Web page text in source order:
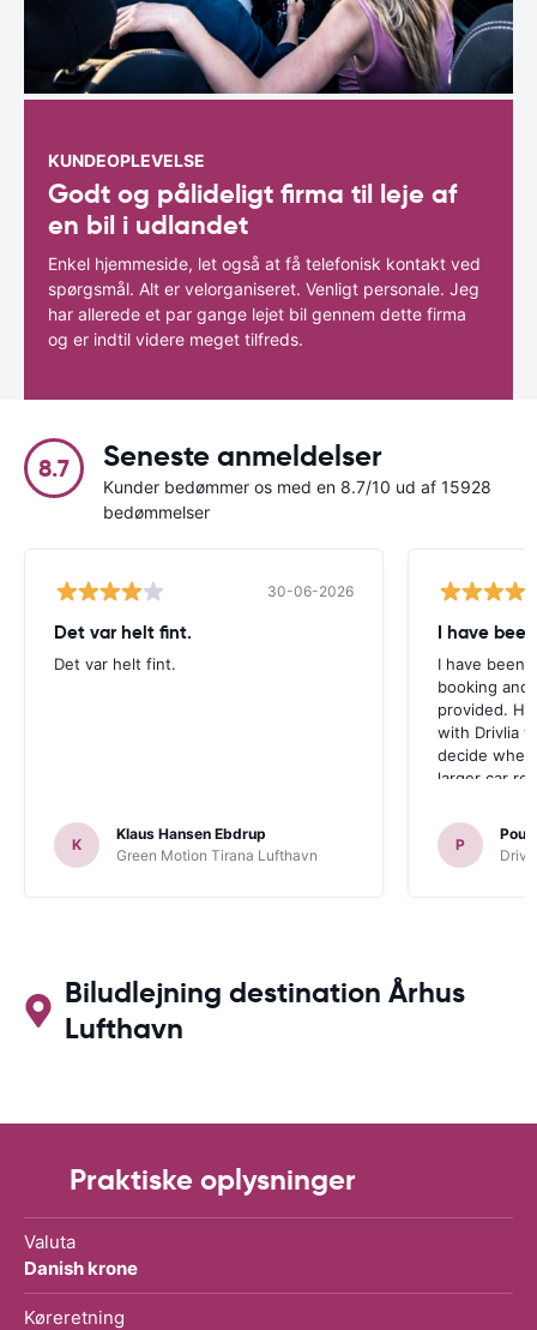
KUNDEOPLEVELSE
Godt og pålideligt firma til leje af
en bil i udlandet
Enkel hjemmeside, let også at få telefonisk kontakt ved
spørgsmål. Alt er velorganiseret. Venligt personale. Jeg
har allerede et par gange lejet bil gennem dette firma
og er indtil videre meget tilfreds.
8.7 Seneste anmeldelser
Kunder bedømmer os med en 8.7/10 ud af 15928
bedømmelser
30-06-2026
Det var helt fint.
Det var helt fint.
K
Klaus Hansen Ebdrup
Green Motion Tirana Lufthavn
I have
I have been
booking and
provided.
with Drivlia
decide
larger car
P
Poul
Biludlejning destination Århus
Lufthavn
Praktiske oplysninger
Valuta
Danish krone
Køreretning